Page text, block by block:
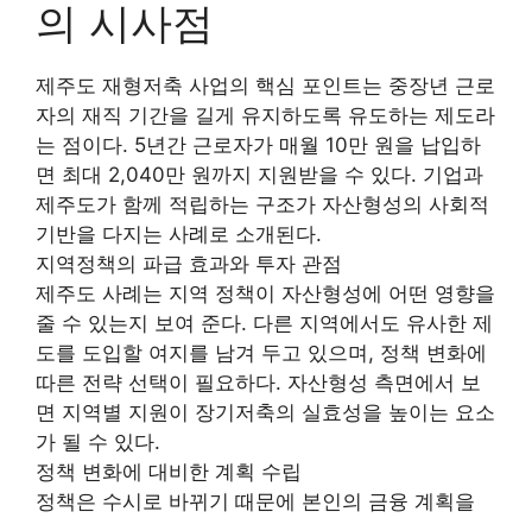
의 시사점
제주도 재형저축 사업의 핵심 포인트는 중장년 근로
자의 재직 기간을 길게 유지하도록 유도하는 제도라
는 점이다. 5년간 근로자가 매월 10만 원을 납입하
면 최대 2,040만 원까지 지원받을 수 있다. 기업과
제주도가 함께 적립하는 구조가 자산형성의 사회적
기반을 다지는 사례로 소개된다.
지역정책의 파급 효과와 투자 관점
제주도 사례는 지역 정책이 자산형성에 어떤 영향을
줄 수 있는지 보여 준다. 다른 지역에서도 유사한 제
도를 도입할 여지를 남겨 두고 있으며, 정책 변화에
따른 전략 선택이 필요하다. 자산형성 측면에서 보
면 지역별 지원이 장기저축의 실효성을 높이는 요소
가 될 수 있다.
정책 변화에 대비한 계획 수립
정책은 수시로 바뀌기 때문에 본인의 금융 계획을